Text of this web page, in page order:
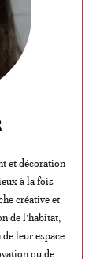
et décoration
à la fois
créative et
de l’habitat,
leur espace
ou de